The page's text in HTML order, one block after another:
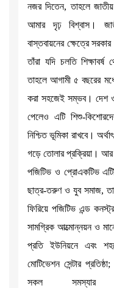
নজর দিতেন, তাহলে
আমার দৃঢ় বিশ্বাস।
বাস্তবায়নের ক্ষেত্রে
তাঁরা যদি চলতি
তাহলে আগামী ৫ বছরের
করা সহজেই সম্ভব। দেশ
পেলেও এটি শিশু-
নিশ্চিত ভূমিকা রাখবে।
গড়ে তোলার প্রক্রিয়া। আর
পজিটিভ ও প্রোএকটিভ
ছাত্র-তরুণ ও যুব সমাজ,
ফিরিয়ে পজিটিভ এন্ড
সামগ্রিক আত্মোন্নয়ন ও
প্রতি ইউনিয়নে এবং
মোটিভেশন সেন্টার
সকল সমস্যার